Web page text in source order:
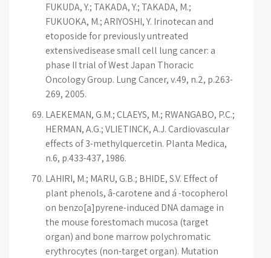
FUKUDA, Y.; TAKADA, Y.; TAKADA, M.;
FUKUOKA, M.; ARIYOSHI, Y. Irinotecan and
etoposide for previously untreated
extensivedisease small cell lung cancer: a
phase II trial of West Japan Thoracic
Oncology Group. Lung Cancer, v.49, n.2, p.263-
269, 2005.
LAEKEMAN, G.M.; CLAEYS, M.; RWANGABO, P.C.;
HERMAN, A.G.; VLIETINCK, A.J. Cardiovascular
effects of 3-methylquercetin. Planta Medica,
n.6, p.433-437, 1986.
LAHIRI, M.; MARU, G.B.; BHIDE, S.V. Effect of
plant phenols, â-carotene and á -tocopherol
on benzo[a]pyrene-induced DNA damage in
the mouse forestomach mucosa (target
organ) and bone marrow polychromatic
erythrocytes (non-target organ). Mutation